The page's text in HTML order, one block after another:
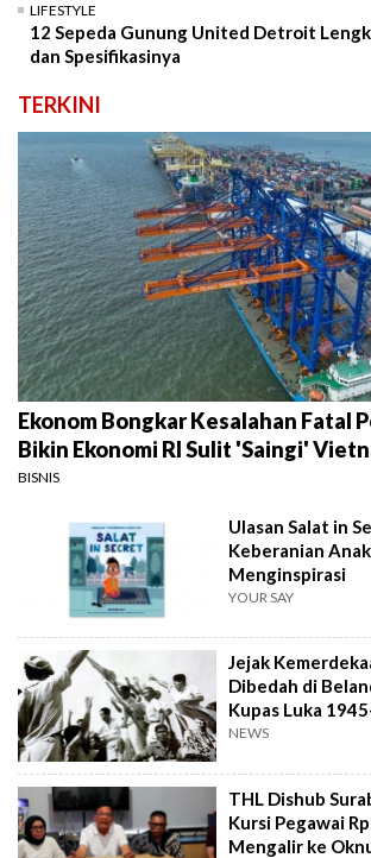
LIFESTYLE
12 Sepeda Gunung United Detroit
dan Spesifikasinya
TERKINI
Ekonom Bongkar Kesalahan Fatal
Bikin Ekonomi RI Sulit 'Saingi'
BISNIS
Ulasan Salat in
Keberanian
Menginspirasi
YOUR SAY
Jejak
Dibedah di
Kupas Luka
NEWS
THL Dishub
Kursi Pegawai
Mengalir ke